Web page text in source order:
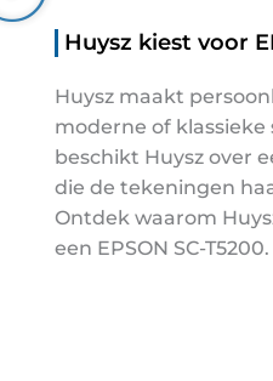
Huysz kiest voor
Huysz maakt
moderne of klassieke
beschikt Huysz over
die de tekeningen
Ontdek waarom
een EPSON SC-T5200.